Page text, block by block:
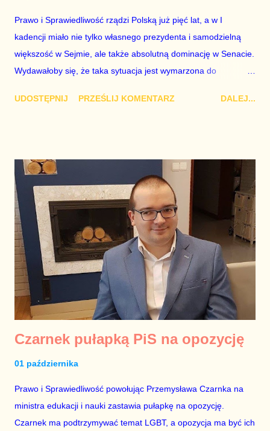
Prawo i Sprawiedliwość rządzi Polską już pięć lat, a w I
kadencji miało nie tylko własnego prezydenta i samodzielną
większość w Sejmie, ale także absolutną dominację w Senacie.
Wydawałoby się, że taka sytuacja jest wymarzona do
przygotowania kompleksowych rozwiązań ustawowych,
problemów polskich pacjentów oraz szpitali, a szefowie resortu
zdrowia zajmowali się walką z in vitro i antykoncepcją oraz
upokarzaniem grup zawodowych związanych z tą dziedziną –
specjalizował się w tym Konstanty Radziwiłł – oraz
uwłaszczaniem własnej rodziny na tym, co w służbie zdrowia
intratne finansowo i zabezpieczające finansowo na czas
znacznie dłuższy niż do jesieni 2023 roku, gdy PiS może
zasiąść w parlamencie w ławach opozycji – to był priorytet
Łukasza Szumowskiego. Gdy zdarzyła się epidemi...
UDOSTĘPNIJ PRZEŚLIJ KOMENTARZ DALEJ...
Czarnek pułapką PiS na opozycję
01 października
Prawo i Sprawiedliwość powołując Przemysława Czarnka na
ministra edukacji i nauki zastawia pułapkę na opozycję.
Czarnek ma podtrzymywać temat LGBT, a opozycja ma być ich